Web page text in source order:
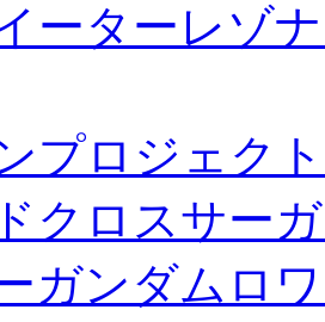
ーターレゾ
プロジェク
クロスサー
ガンダムロ